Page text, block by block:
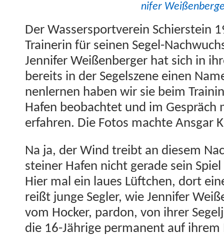
nifer
Der Wasser­sportvere­in Schier­stein
Trainer­in für seinen Segel-
Jen­nifer Weißen­berg­er hat sich in
bere­its in der Segel­szene einen
nen­ler­nen haben wir sie beim
Hafen beobachtet und im Gespräch
erfahren. Die Fotos machte Ans­gar
Na ja, der Wind treibt an diesem
stein­er Hafen nicht ger­ade sein
Hier mal ein laues Lüftchen, dort
reißt junge Segler, wie Jen­nifer
vom Hock­er, par­don, von ihrer
die 16-Jährige per­ma­nent auf